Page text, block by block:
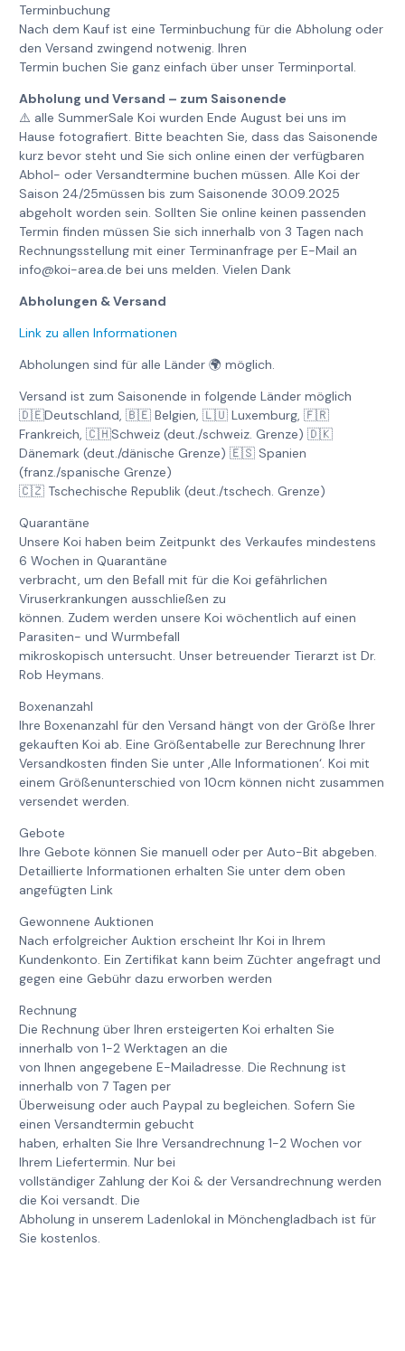
Terminbuchung
Nach dem Kauf ist eine Terminbuchung für die Abholung oder
den Versand zwingend notwenig. Ihren
Termin buchen Sie ganz einfach über unser Terminportal.
Abholung und Versand – zum Saisonende
⚠️ alle SummerSale Koi wurden Ende August bei uns im
Hause fotografiert. Bitte beachten Sie, dass das Saisonende
kurz bevor steht und Sie sich online einen der verfügbaren
Abhol- oder Versandtermine buchen müssen. Alle Koi der
Saison 24/25müssen bis zum Saisonende 30.09.2025
abgeholt worden sein. Sollten Sie online keinen passenden
Termin finden müssen Sie sich innerhalb von 3 Tagen nach
Rechnungsstellung mit einer Terminanfrage per E-Mail an
info@koi-area.de bei uns melden. Vielen Dank
Abholungen & Versand
Link zu allen Informationen
Abholungen sind für alle Länder 🌍 möglich.
Versand ist zum Saisonende in folgende Länder möglich
🇩🇪Deutschland, 🇧🇪 Belgien, 🇱🇺 Luxemburg, 🇫🇷
Frankreich, 🇨🇭Schweiz (deut./schweiz. Grenze) 🇩🇰
Dänemark (deut./dänische Grenze) 🇪🇸 Spanien
(franz./spanische Grenze)
🇨🇿 Tschechische Republik (deut./tschech. Grenze)
Quarantäne
Unsere Koi haben beim Zeitpunkt des Verkaufes mindestens
6 Wochen in Quarantäne
verbracht, um den Befall mit für die Koi gefährlichen
Viruserkrankungen ausschließen zu
können. Zudem werden unsere Koi wöchentlich auf einen
Parasiten- und Wurmbefall
mikroskopisch untersucht. Unser betreuender Tierarzt ist Dr.
Rob Heymans.
Boxenanzahl
Ihre Boxenanzahl für den Versand hängt von der Größe Ihrer
gekauften Koi ab. Eine Größentabelle zur Berechnung Ihrer
Versandkosten finden Sie unter ‚Alle Informationen‘. Koi mit
einem Größenunterschied von 10cm können nicht zusammen
versendet werden.
Gebote
Ihre Gebote können Sie manuell oder per Auto-Bit abgeben.
Detaillierte Informationen erhalten Sie unter dem oben
angefügten Link
Gewonnene Auktionen
Nach erfolgreicher Auktion erscheint Ihr Koi in Ihrem
Kundenkonto. Ein Zertifikat kann beim Züchter angefragt und
gegen eine Gebühr dazu erworben werden
Rechnung
Die Rechnung über Ihren ersteigerten Koi erhalten Sie
innerhalb von 1-2 Werktagen an die
von Ihnen angegebene E-Mailadresse. Die Rechnung ist
innerhalb von 7 Tagen per
Überweisung oder auch Paypal zu begleichen. Sofern Sie
einen Versandtermin gebucht
haben, erhalten Sie Ihre Versandrechnung 1-2 Wochen vor
Ihrem Liefertermin. Nur bei
vollständiger Zahlung der Koi & der Versandrechnung werden
die Koi versandt. Die
Abholung in unserem Ladenlokal in Mönchengladbach ist für
Sie kostenlos.